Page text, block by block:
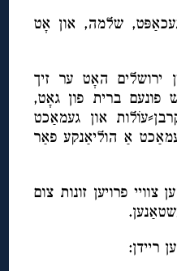
שלמה, און אָט
ירושלים האָט ער זיך
פונעם ברית פון גאָט,
און געמאַכט
אַ הוליאַנקע פאַר
צוויי פרויען זונות צום
ריידן: